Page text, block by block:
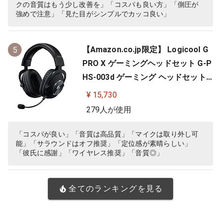
クの音質はもう少し改善を」「コスパも良い方」「側圧が
強めで注意」「見た目がシンプルでカッコ良い」
5
【Amazon.co.jp限定】 Logicool G
PRO X ゲーミングヘッドセット G-P
HS-003d ゲーミング ヘッドセット
Dolby 7.1ch サラウンドサウンド 3.5
mm 有線 マイク付き Blue VO!CE搭
5 PS4 PC windows ブラック 国内正
規品 ※Amazon.co.jp限定 壁…
¥ 15,730
279人が使用
「コスパが良い」「音質は高品質」「マイクは取り外し可
能」「サラウンドはオフ推奨」「定位感が素晴らしい」
「彼氏に感謝」「ワイヤレス推奨」「音質◎」
全てのランキングを見る